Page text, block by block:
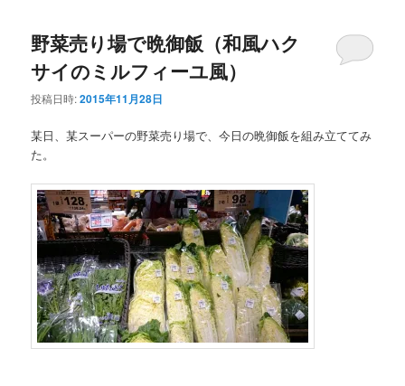
野菜売り場で晩御飯（和風ハク
サイのミルフィーユ風）
投稿日時:2015年11月28日
某日、某スーパーの野菜売り場で、今日の晩御飯を組み立ててみ
た。